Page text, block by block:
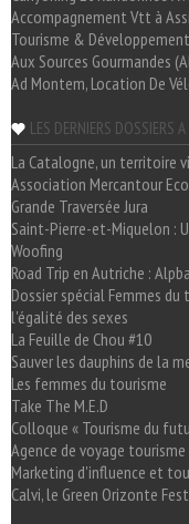
Accompagnement Vtt à
Tourisme &
Aux Sources Gourmandes
Ad Montem, Location De
LES DERNIERS DOSSIERS
La Catalogne, un territoire
Association Mercantour
Grande Traversée Jura
Saint-Pierre-et-Miquelon :
Woofing
Road Trip en Autriche :
Dossier spécial Femmes
l'égalité des sexes
La Feuille de Chou #10
Sauver les dauphins de la
Les femmes du tourisme
Take The M.E.D
Colloque « Tourisme du
Agence de voyage
Marketing d'influence et
Calvi, le Green Orizonte